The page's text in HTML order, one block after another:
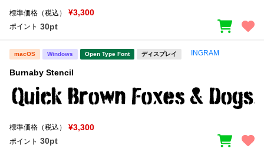
標準価格（税込） ¥3,300
ポイント 30pt
macOS Windows Open Type Font ディスプレイ INGRAM
Burnaby Stencil
標準価格（税込） ¥3,300
ポイント 30pt